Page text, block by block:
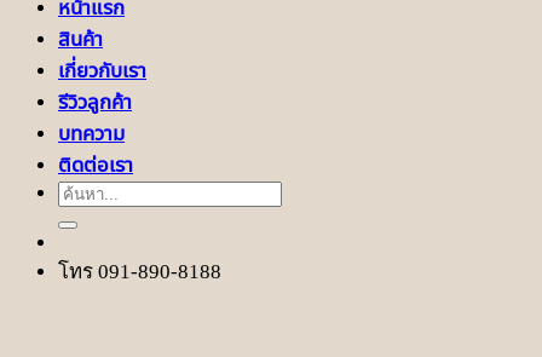
หน้าแรก
สินค้า
เกี่ยวกับเรา
รีวิวลูกค้า
บทความ
ติดต่อเรา
ค้นหา:
โทร 091-890-8188